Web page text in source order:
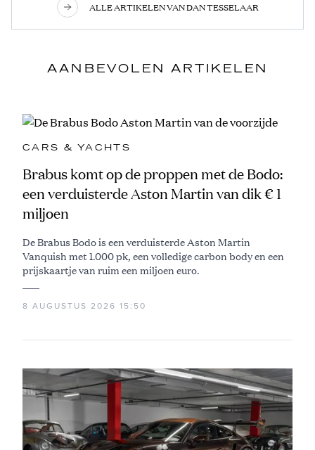
ALLE ARTIKELEN VAN DAN TESSELAAR
AANBEVOLEN ARTIKELEN
CARS & YACHTS
Brabus komt op de proppen met de Bodo:
een verduisterde Aston Martin van dik € 1
miljoen
De Brabus Bodo is een verduisterde Aston Martin
Vanquish met 1.000 pk, een volledige carbon body en een
prijskaartje van ruim een miljoen euro.
8 AUGUSTUS 2026 15:50